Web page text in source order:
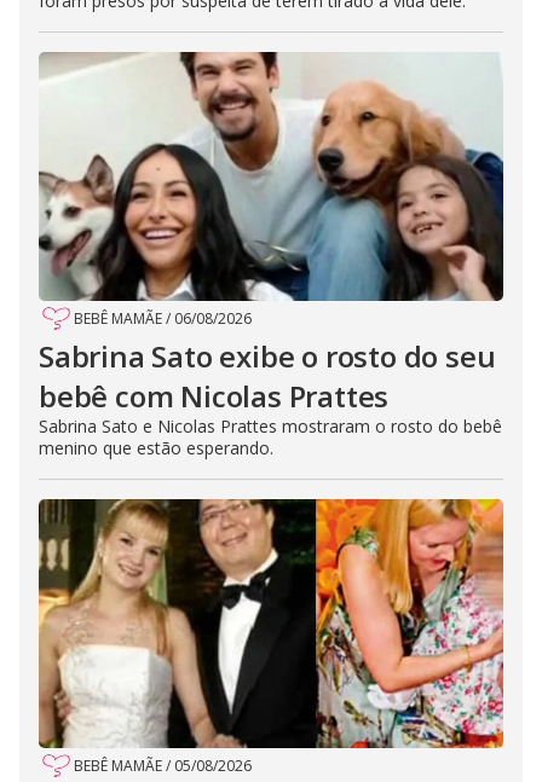
BEBÊ MAMÃE/ 06/08/2026
Sabrina Sato exibe o rosto do seu
bebê com Nicolas Prattes
Sabrina Sato e Nicolas Prattes mostraram o rosto do bebê
menino que estão esperando.
BEBÊ MAMÃE/ 05/08/2026